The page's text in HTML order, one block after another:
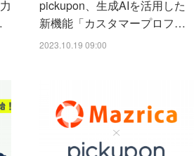
pickupon、生成AIを活用した
新機能「カスタマープロフ…
2023.10.19 09:00